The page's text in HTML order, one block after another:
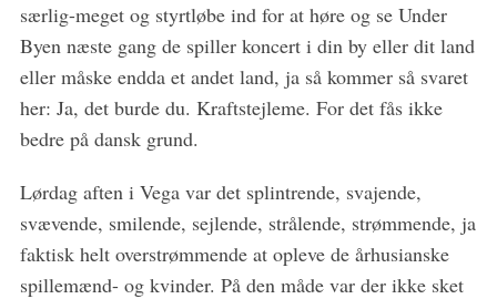
særlig-meget og styrtløbe ind for at høre og se Under
Byen næste gang de spiller koncert i din by eller dit land
eller måske endda et andet land, ja så kommer så svaret
her: Ja, det burde du. Kraftstejleme. For det fås ikke
bedre på dansk grund.
Lørdag aften i Vega var det splintrende, svajende,
svævende, smilende, sejlende, strålende, strømmende, ja
faktisk helt overstrømmende at opleve de århusianske
spillemænd- og kvinder. På den måde var der ikke sket